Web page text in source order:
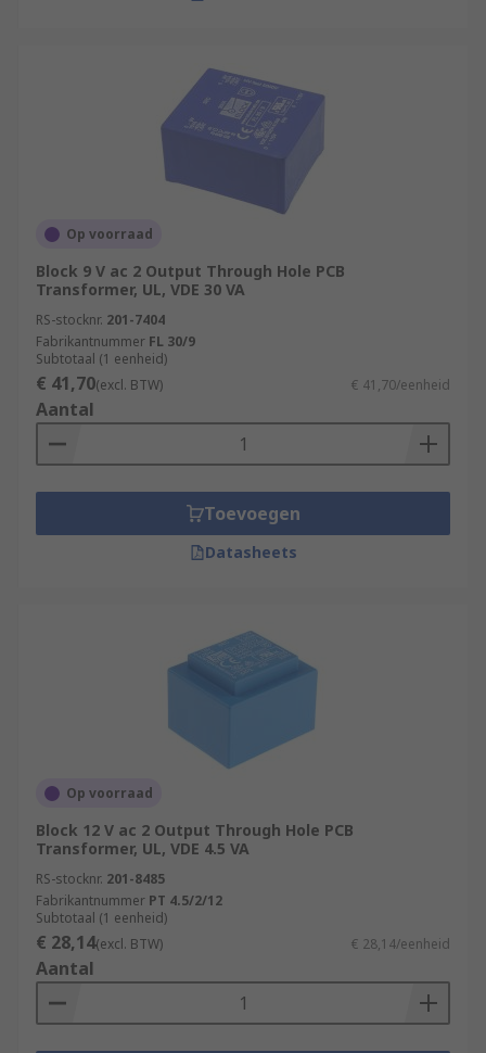
Op voorraad
Block 9 V ac 2 Output Through Hole PCB
Transformer, UL, VDE 30 VA
RS-stocknr. 201-7404
Fabrikantnummer FL 30/9
Subtotaal (1 eenheid)
€ 41,70(excl. BTW) € 41,70/eenheid
Aantal
Toevoegen
Datasheets
Op voorraad
Block 12 V ac 2 Output Through Hole PCB
Transformer, UL, VDE 4.5 VA
RS-stocknr. 201-8485
Fabrikantnummer PT 4.5/2/12
Subtotaal (1 eenheid)
€ 28,14(excl. BTW) € 28,14/eenheid
Aantal